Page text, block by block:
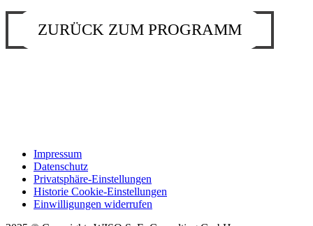
ZURÜCK ZUM PROGRAMM
Impressum
Datenschutz
Privatsphäre-Einstellungen
Historie Cookie-Einstellungen
Einwilligungen widerrufen